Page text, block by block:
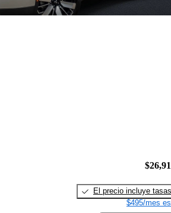
El precio incluye tasas
$495/mes